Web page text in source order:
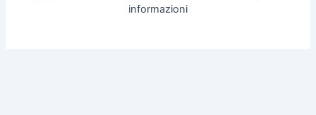
informazioni